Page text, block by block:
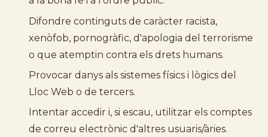
Difondre continguts de caràcter racista,
xenòfob, pornogràfic, d'apologia del terrorisme
o que atemptin contra els drets humans.
Provocar danys als sistemes físics i lògics del
Lloc Web o de tercers.
Intentar accedir i, si escau, utilitzar els comptes
de correu electrònic d'altres usuaris/àries.